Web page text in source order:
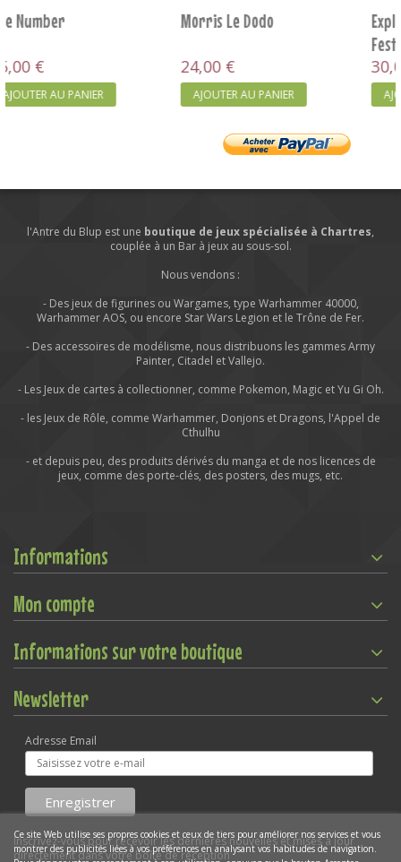
Morris Le Dodo
24,00 €
AJOUTER AU PANIER
Exploding Kittens - Edition
30,00 €
AJOUTER AU PANIER
l'Antre du Blup est une boutique de jeux spécialisée à Chartres,
couplée à un Bar à jeux au sous-sol.
Nous vendons :
- Des jeux de figurines ou Wargames, type Warhammer 40000,
Warhammer AOS, ou encore Star Wars Legion et le Trône de Fer.
- Des accessoires de modélisme, nous distribuons les gammes Army
Painter, Citadel et Vallejo.
- Les Jeux de cartes à collectionner, comme Pokemon, Magic et Yu Gi Oh.
- les Jeux de Rôle, comme Warhammer, Donjons et Dragons, l'Appel de
Cthulhu
- et depuis peu, des produits dérivés du manga et de nos licences de
jeux, comme des porte-clés, des posters, des mugs, etc.
Informations
Mon compte
Informations sur votre boutique
Newsletter
Adresse Email
Inscrivez-vous pour recevoir les dernières nouvelles et mises à jour
directement dans votre boîte de réception
Ce site Web utilise ses propres cookies et ceux de tiers pour améliorer nos services et vous
montrer des publicités liées à vos préférences en analysant vos habitudes de navigation.